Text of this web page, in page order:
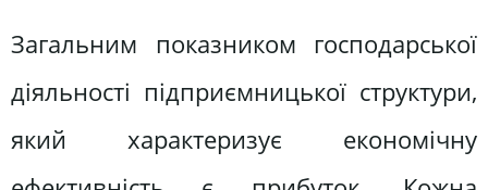
Загальним показником господарської
діяльності підприємницької структури,
який характеризує економічну